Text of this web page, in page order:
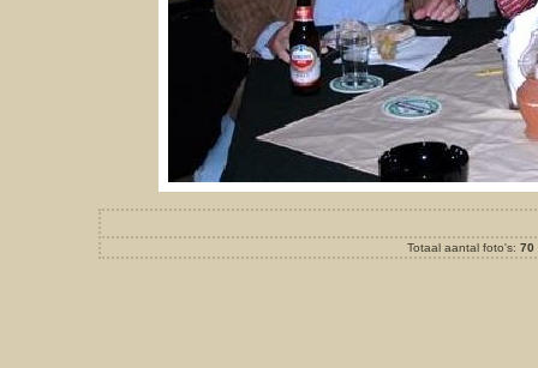
Totaal aantal foto's: 70